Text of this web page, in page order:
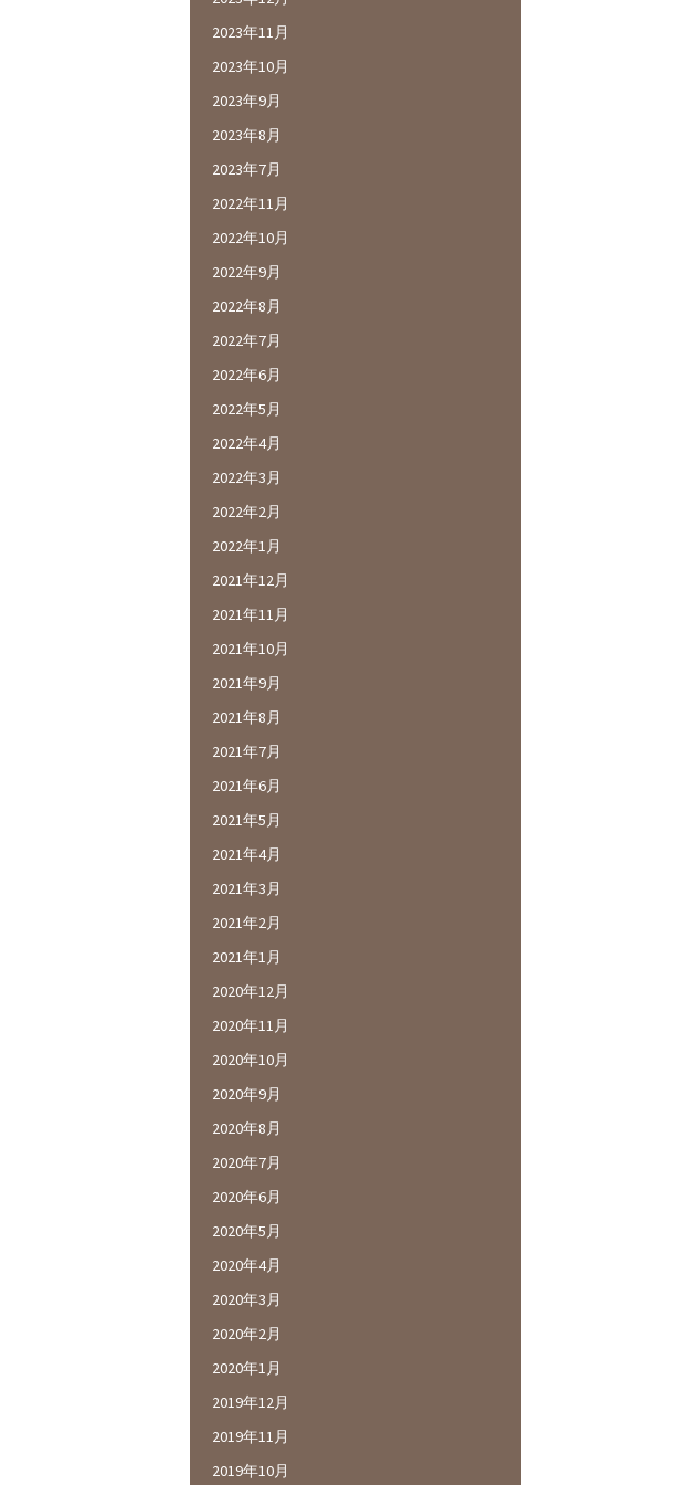
2023年11月
2023年10月
2023年9月
2023年8月
2023年7月
2022年11月
2022年10月
2022年9月
2022年8月
2022年7月
2022年6月
2022年5月
2022年4月
2022年3月
2022年2月
2022年1月
2021年12月
2021年11月
2021年10月
2021年9月
2021年8月
2021年7月
2021年6月
2021年5月
2021年4月
2021年3月
2021年2月
2021年1月
2020年12月
2020年11月
2020年10月
2020年9月
2020年8月
2020年7月
2020年6月
2020年5月
2020年4月
2020年3月
2020年2月
2020年1月
2019年12月
2019年11月
2019年10月